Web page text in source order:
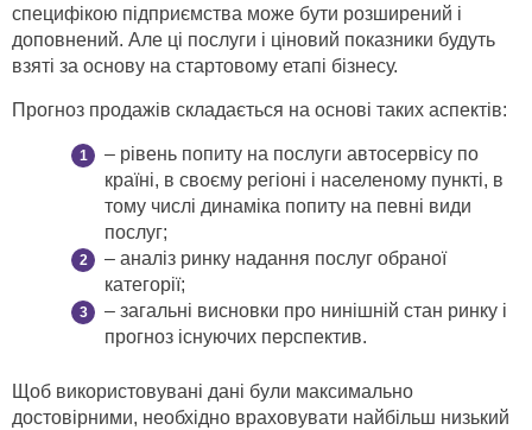
специфікою підприємства може бути розширений і
доповнений. Але ці послуги і ціновий показники будуть
взяті за основу на стартовому етапі бізнесу.
Прогноз продажів складається на основі таких аспектів:
– рівень попиту на послуги автосервісу по
країні, в своєму регіоні і населеному пункті, в
тому числі динаміка попиту на певні види
послуг;
– аналіз ринку надання послуг обраної
категорії;
– загальні висновки про нинішній стан ринку і
прогноз існуючих перспектив.
Щоб використовувані дані були максимально
достовірними, необхідно враховувати найбільш низький